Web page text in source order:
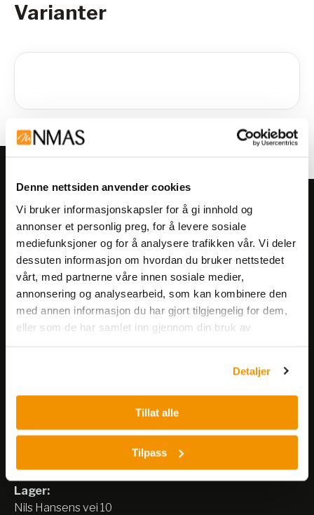
Denne nettsiden anvender cookies
Vi bruker informasjonskapsler for å gi innhold og
annonser et personlig preg, for å levere sosiale
mediefunksjoner og for å analysere trafikken vår. Vi deler
dessuten informasjon om hvordan du bruker nettstedet
vårt, med partnerne våre innen sosiale medier,
annonsering og analysearbeid, som kan kombinere den
med annen informasjon du har gjort tilgjengelig for dem,
eller som de har samlet inn gjennom din bruk av
Detaljer
Tillat alle
Tilpass
Varianter
Meld deg på vårt nyhetsbrev!
Få informasjon om produkter,
arrangementer og kampanjer.
Meld på nyhetsbrev
Besøksadresse:
0667 OSLO
Lager:
Nils Hansens vei 10